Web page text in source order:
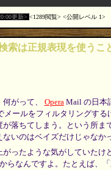
更新 1289閲覧 公開レベル 1
索は正規表現を使うこ
がって、 Opera Mail の日本
メールをフィルタリングす
落ちてしまう。という所ま
いのはベイズだけじゃなか
ったような気がしていた
らなんですよ。たとえば、